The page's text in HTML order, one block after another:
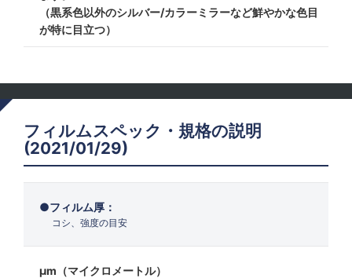
（黒系色以外のシルバー/カラーミラーなど鮮やかな色目
が特に目立つ）
フィルムスペック・規格の説明
(2021/01/29)
フィルム厚：
コシ、強度の目安
μm（マイクロメートル）